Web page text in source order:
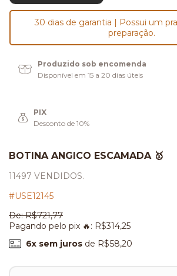
30 dias de garantia | Possui um
preparação.
Produzido sob encomenda
Disponível em 15 a 20 dias úteis
PIX
Desconto de 10%
BOTINA ANGICO ESCAMADA 🥇
11497 VENDIDOS.
#USE12145
De:R$721,77
Pagando pelo pix 🔥: R$314,25
6x sem jurosde R$58,20